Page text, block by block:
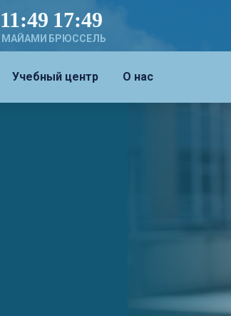
11:49
МАЙАМИ
17:49
БРЮССЕЛЬ
Учебный центр О нас